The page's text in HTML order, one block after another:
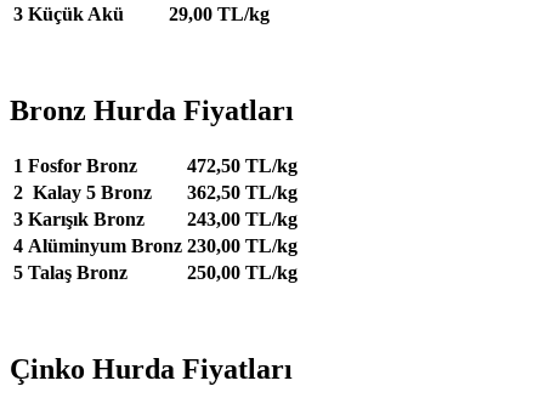
3 Küçük Akü 29,00 TL/kg
Bronz Hurda Fiyatları
1 Fosfor Bronz
472,50 TL/kg
2 Kalay 5 Bronz
362,50 TL/kg
3 Karışık Bronz
243,00 TL/kg
4 Alüminyum Bronz 230,00 TL/kg
5 Talaş Bronz 250,00 TL/kg
Çinko Hurda Fiyatları